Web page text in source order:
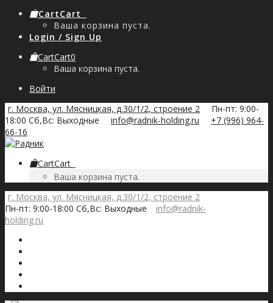
CartCart
Ваша корзина пуста.
Login / Sign Up
CartCart0
Ваша корзина пуста.
Войти
г. Москва, ул. Мясницкая, д.30/1/2, строение 2
Пн-пт: 9:00-
18:00 Сб,Вс: Выходные
info@radnik-holding.ru
+7 (996) 964-
66-16
CartCart
Ваша корзина пуста.
г. Москва, ул. Мясницкая, д.30/1/2, строение 2
Пн-пт: 9:00-18:00 Сб,Вс: Выходные
info@radnik-
holding.ru